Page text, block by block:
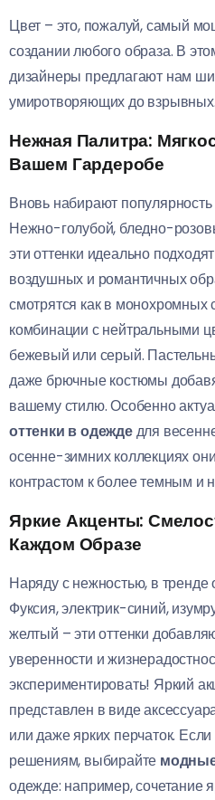
Цвет – это, пожалуй, самый
создании любого образа. В
дизайнеры предлагают нам
умиротворяющих до взрывных.
Нежная Палитра:
Вашем Гардеробе
Вновь набирают популярность
Нежно-голубой, бледно-
эти оттенки идеально
воздушных и романтичных
смотрятся как в монохромных
комбинации с нейтральными
бежевый или серый.
даже брючные костюмы
вашему стилю. Особенно
оттенки в одеждедля
осенне-зимних коллекциях
контрастом к более темным
Яркие Акценты:
Каждом Образе
Наряду с нежностью, в тренде
Фуксия, электрик-синий,
желтый – эти оттенки
уверенности и
экспериментировать! Яркий
представлен в виде
или даже ярких перчаток.
решениям, выбирайте
одежде: например, сочетание